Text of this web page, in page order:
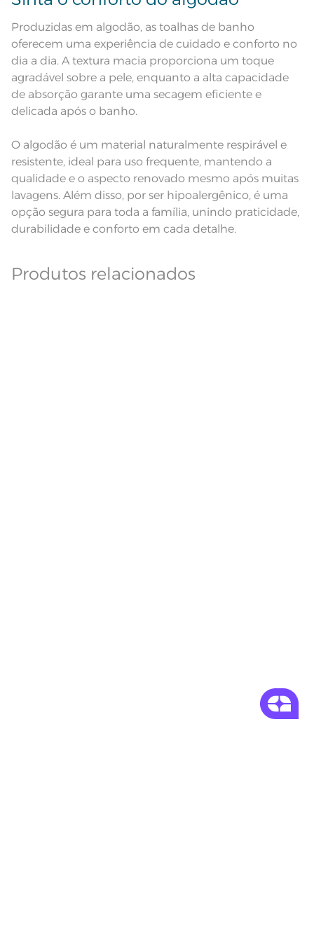
Instruções de Lavagem
Lavação a 60ºC; Proibido alvejar;
Secar em tambor com
temperatura maxima de 60ºC;
Ferro de passar com temperatura
maxima de 150ºC; Proibido lavar a
seco
Observações
Pode haver pequena variação de
cor, de acordo com a configuração
e modelo do monitor ou do
aparelho celular. Consultar a cor
Produzidas em algodão, as toalhas de banho
oferecem uma experiência de cuidado e conforto no
dia a dia. A textura macia proporciona um toque
agradável sobre a pele, enquanto a alta capacidade
de absorção garante uma secagem eficiente e
delicada após o banho.
O algodão é um material naturalmente respirável e
resistente, ideal para uso frequente, mantendo a
qualidade e o aspecto renovado mesmo após muitas
lavagens. Além disso, por ser hipoalergênico, é uma
opção segura para toda a família, unindo praticidade,
durabilidade e conforto em cada detalhe.
Produtos relacionados